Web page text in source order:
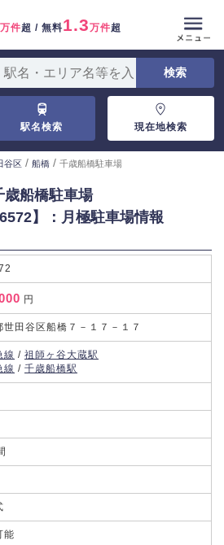
万件超 / 無料1.3万件超
駅名検索 現在地検索
谷区 / 船橋 / 千歳船橋駐車場
歳船橋駐車場
】：月極駐車場情報
円
世田谷区船橋７－１７－１７
線 / 祖師ヶ谷大蔵駅
線 / 千歳船橋駅
能